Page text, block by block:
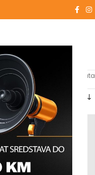
Prikaz svih 8 rezultata